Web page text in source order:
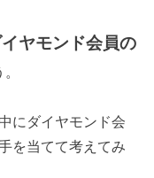
イヤモンド会員の
にダイヤモンド会
を当てて考えてみ